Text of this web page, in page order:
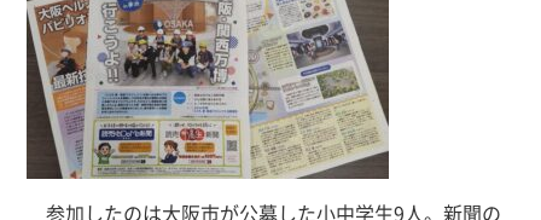
参加したのは大阪市が公募した小中学生9人。新聞の